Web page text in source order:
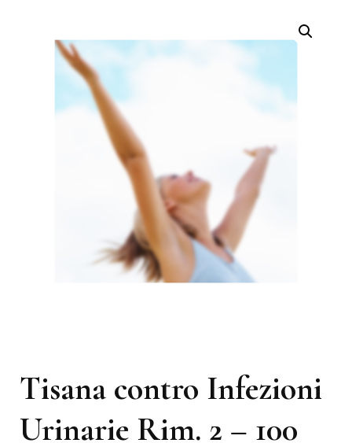
Tisana contro Infezioni
Urinarie Rim. 2 – 100